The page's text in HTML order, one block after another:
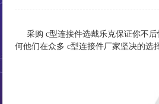
采购 c型连接件选戴乐克保证你不
何他们在众多 c型连接件厂家坚决的选